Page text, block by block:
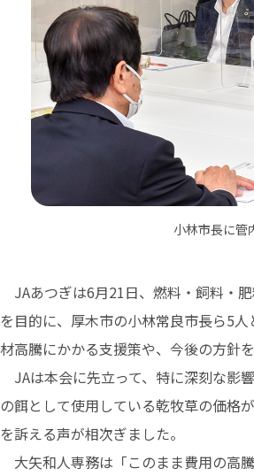
小林市長に管
JAあつぎは6月21日、燃料・飼料・
を目的に、厚木市の小林常良市長ら5
材高騰にかかる支援策や、今後の方針
JAは本会に先立って、特に深刻な影
の餌として使用している乾牧草の価格
を訴える声が相次ぎました。
大矢和人専務は「このまま費用の高